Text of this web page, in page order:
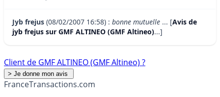
Jyb frejus (08/02/2007 16:58) : bonne mutuelle ... [Avis de
jyb frejus sur GMF ALTINEO (GMF Altineo)...]
Client de GMF ALTINEO (GMF Altineo) ?
FranceTransactions.com